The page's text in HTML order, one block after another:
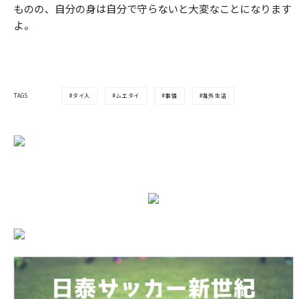
ものの、自分の身は自分で守らないと大変なことになります
よ。
TAGS タイ人 ムエタイ 事情 海外生活